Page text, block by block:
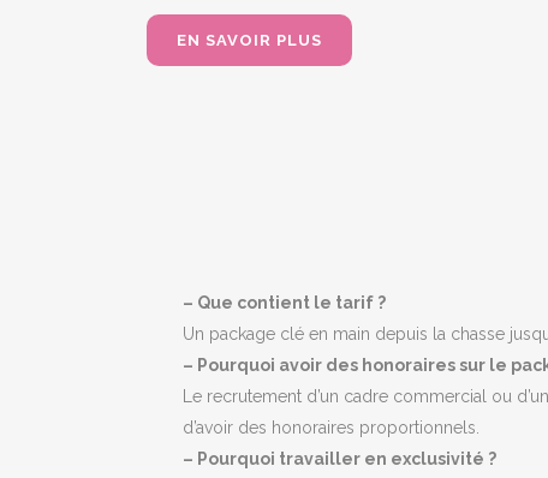
EN SAVOIR PLUS
– Que contient le tarif ?
Un package clé en main depuis la chasse
– Pourquoi avoir des honoraires sur le
Le recrutement d’un cadre commercial ou
d’avoir des honoraires proportionnels.
– Pourquoi travailler en exclusivité ?